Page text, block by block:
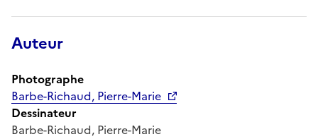
Auteur
Photographe
Barbe-Richaud, Pierre-Marie
Dessinateur
Barbe-Richaud, Pierre-Marie